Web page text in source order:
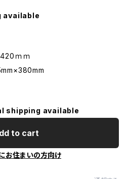
available
ｍｍ
shipping available
to cart
お住まいの方向け